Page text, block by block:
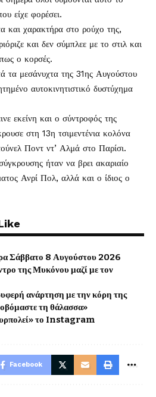
είχε φορέσει.
και χαρακτήρα στο ρούχο της,
και δεν σύμπλεε με το στιλ και
ο κορσές.
τα μεσάνυχτα της 31ης Αυγούστου
αυτοκινητιστικό δυστύχημα
εκείνη και ο σύντροφός της
στη 13η τσιμεντένια κολόνα
Ποντ ντ’ Αλμά στο Παρίσι.
ήταν να βρει ακαριαίο
Ανρί Πολ, αλλά και ο ίδιος ο
Σάββατο 8 Αυγούστου 2026
της Μυκόνου μαζί με τον
ανάρτηση με την κόρη της
τη θάλασσα»
το Instagram
Facebook